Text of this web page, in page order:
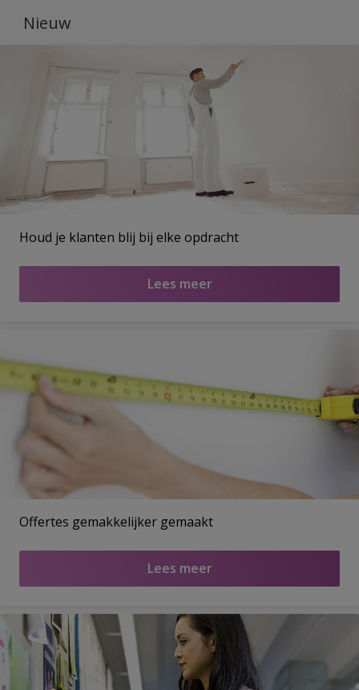
Nieuw
Houd je klanten blij bij elke opdracht
Lees meer
Offertes gemakkelijker gemaakt
Lees meer